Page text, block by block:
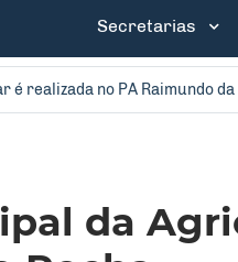
Secretarias
realizada no PA Raimundo da
da